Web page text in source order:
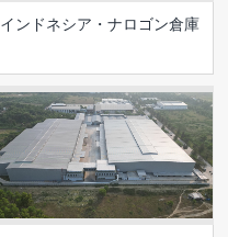
インドネシア・ナロゴン倉庫